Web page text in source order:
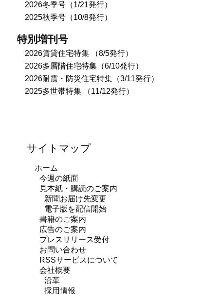
2026冬季号（1/21発行）
2025秋季号（10/8発行）
特別増刊号
2026賃貸住宅特集 （8/5発行）
2026多層階住宅特集（6/10発行）
2026耐震・防災住宅特集（3/11発行）
2025多世帯特集 （11/12発行）
サイトマップ
ホーム
今週の紙面
見本紙・購読のご案内
新聞お届け先変更
電子版を配信開始
書籍のご案内
広告のご案内
プレスリリース受付
お問い合わせ
RSSサービスについて
会社概要
沿革
採用情報